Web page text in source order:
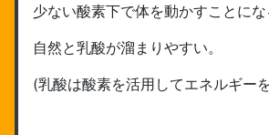
少ない酸素下で体を動かすことにな
自然と乳酸が溜まりやすい。
(乳酸は酸素を活用してエネルギー